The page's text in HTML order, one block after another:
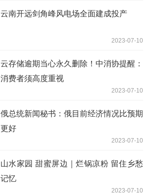
云南开远剑角峰风电场全面建成投产
2023-07-10
云存储逾期当心永久删除！中消协提醒：
消费者须高度重视
2023-07-10
俄总统新闻秘书：俄目前经济情况比预期
更好
2023-07-10
山水家园 甜蜜屏边｜烂锅凉粉 留住乡愁
记忆
2023-07-10